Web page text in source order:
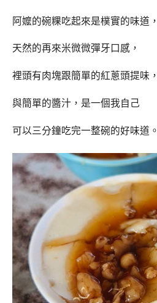
阿嬤的碗粿吃起來是樸實的味道，
天然的再來米微微彈牙口感，
裡頭有肉塊跟簡單的紅蔥頭提味，
與簡單的醬汁，是一個我自己
可以三分鐘吃完一整碗的好味道。